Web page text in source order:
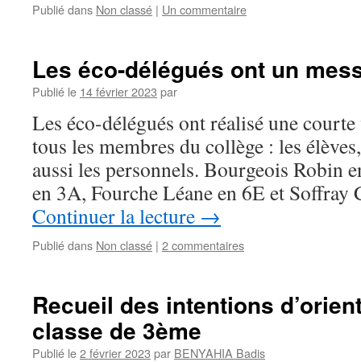
Publié dans Non classé | Un commentaire
Les éco-délégués ont un
Publié le 14 février 2023 par
Les éco-délégués ont réalisé une
tous les membres du collège : les
aussi les personnels. Bourgeois Robin
en 3A, Fourche Léane en 6E et
Continuer la lecture →
Publié dans Non classé | 2 commentaires
Recueil des intentions
classe de 3ème
Publié le2 février 2023 par BENYAHIA Badis